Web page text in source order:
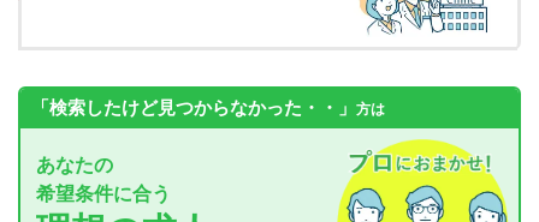
「検索したけど見つからなかった・・」 方は
あなたの
希望条件に合う